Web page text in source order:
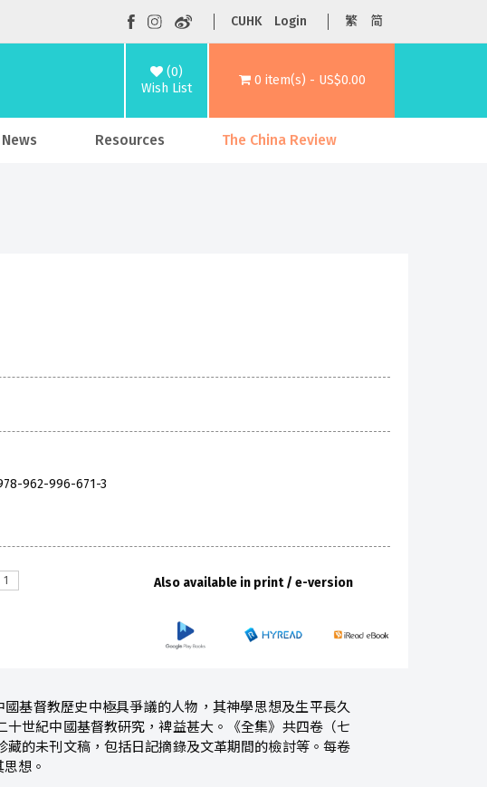
CUHK Login 繁 简
(0)
Wish List
0 item(s) - US$0.00
News Resources The China Review
962-996-671-3
Also available in print / e-version
基督教歷史中極具爭議的人物，其神學思想及生平長久
世紀中國基督教研究，裨益甚大。《全集》共四卷（七
的未刊文稿，包括日記摘錄及文革期間的檢討等。每卷
想。